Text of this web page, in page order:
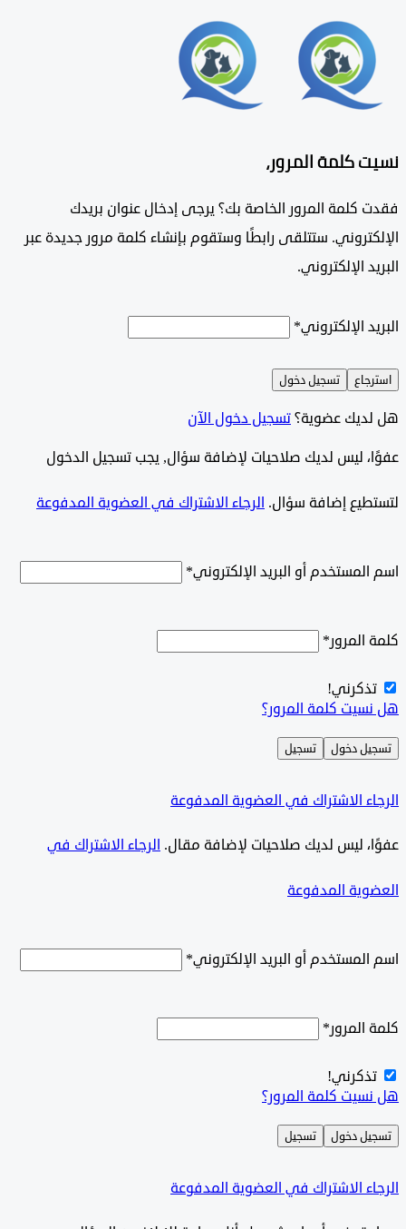
كلمة المرور،
المرور الخاصة بك؟ يرجى إدخال عنوان بريدك
ستتلقى رابطًا وستقوم بإنشاء كلمة مرور جديدة عبر
الإلكتروني.
الإلكتروني*
تسجيل دخول
عضوية؟تسجيل دخول الآن
ليس لديك صلاحيات لإضافة سؤال, يجب تسجيل الدخول
إضافة سؤال.الرجاء الاشتراك في العضوية المدفوعة
أو البريد الإلكتروني*
*
كلمة المرور؟
دخول تسجيل
الاشتراك في العضوية المدفوعة
ليس لديك صلاحيات لإضافة مقال.الرجاء الاشتراك في
المدفوعة
أو البريد الإلكتروني*
*
كلمة المرور؟
دخول تسجيل
الاشتراك في العضوية المدفوعة